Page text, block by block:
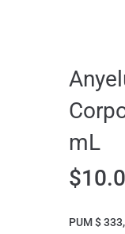
mL
$
PUM $